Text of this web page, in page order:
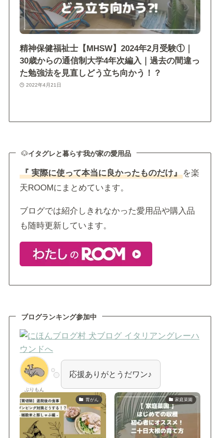
精神保健福祉士【MHSW】2024年2月受験①｜
30歳からの通信制大学4年次編入｜過去の間違っ
た勉強法を見直しどう立ち向かう！？
2022年4月21日
🐶イタグレと暮らす我が家の愛用品
『 実際に使って本当に良かったものだけ』 を楽
天ROOMにまとめています。
ブログでは紹介しきれなかった愛用品や購入品
も随時更新しています。
ブログランキング参加中
ぶりもん
応援ありがとうだワン♪
胃がん 家庭菜園